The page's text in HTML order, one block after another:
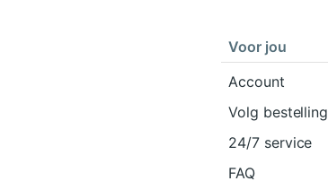
Voor jou
Account
Volg bestelling
24/7 service
FAQ